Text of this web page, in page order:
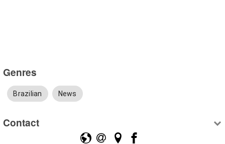
Genres
Brazilian News
Contact